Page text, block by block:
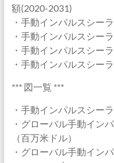
額(2020-2031)
・手動インパルスシー
・手動インパルスシー
・手動インパルスシー
・手動インパルスシー
*** 図一覧 ***
・手動インパルスシー
・グローバル手動イン
（百万米ドル）
・グローバル手動イン